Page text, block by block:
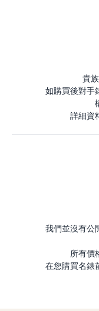
貴
如購買後對手
詳細資
我們並沒有公
所有價
在您購買名錶